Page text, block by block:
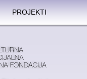
PROJEKTI